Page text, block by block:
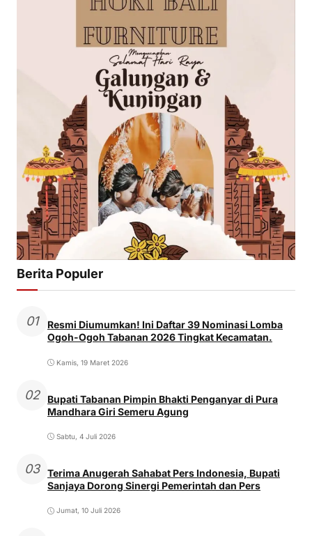
Berita Populer
01
Resmi Diumumkan! Ini Daftar 39 Nominasi Lomba
Ogoh-Ogoh Tabanan 2026 Tingkat Kecamatan.
Kamis, 19 Maret 2026
02
Bupati Tabanan Pimpin Bhakti Penganyar di Pura
Mandhara Giri Semeru Agung
Sabtu, 4 Juli 2026
03
Terima Anugerah Sahabat Pers Indonesia, Bupati
Sanjaya Dorong Sinergi Pemerintah dan Pers
Jumat, 10 Juli 2026